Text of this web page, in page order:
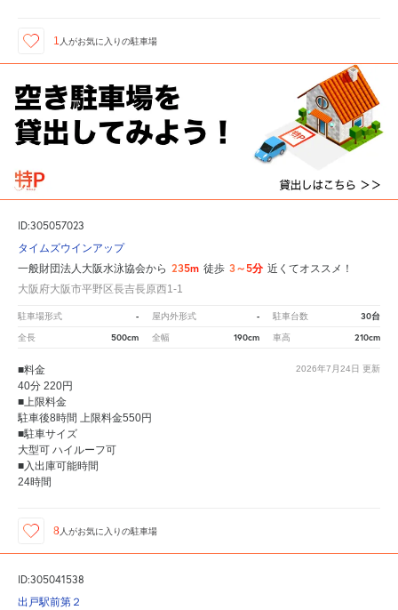
1 人がお気に入りの駐車場
ID:305057023
タイムズウインアップ
一般財団法人大阪水泳協会から 235m 徒歩 3～5分 近くてオススメ！
大阪府大阪市平野区長吉長原西1-1
駐車場形式 - 屋内外形式 - 駐車台数 30台
全長 500cm 全幅 190cm 車高 210cm
2026年7月24日 更新
■料金
40分 220円
■上限料金
駐車後8時間 上限料金550円
■駐車サイズ
大型可 ハイルーフ可
■入出庫可能時間
24時間
8人がお気に入りの駐車場
ID:305041538
出戸駅前第２